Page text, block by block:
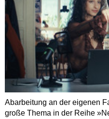
Abarbeitung an der eigenen
große Thema in der Reihe